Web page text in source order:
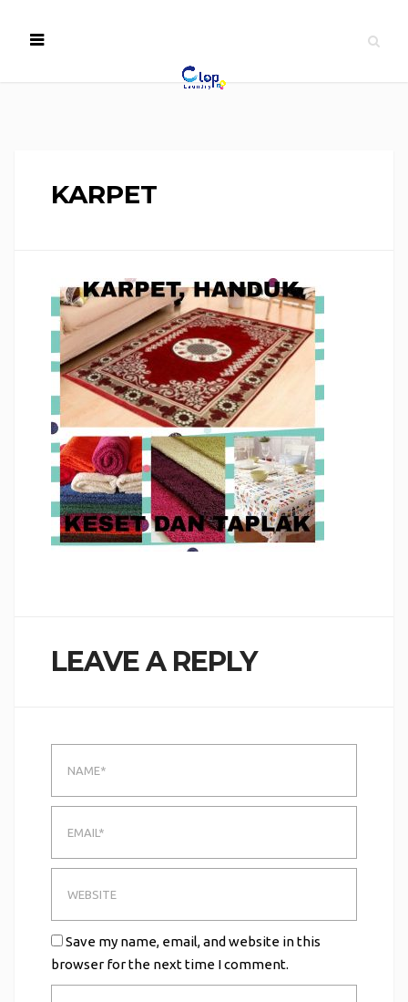
KARPET
LEAVE A REPLY
Save my name, email, and website in this
browser for the next time I comment.